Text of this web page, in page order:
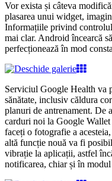
Vor exista și câteva
plasarea unui widget,
Informațiile privind
mai clar. Android încearcă
perfecționează în mod
Serviciul Google Health va
sănătate, inclusiv căldura
planuri de antrenament. De
carduri noi la Google
faceți o fotografie a
altă funcție nouă va fi
vibrație la aplicații, astfel
notificarea, chiar și în